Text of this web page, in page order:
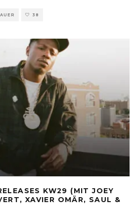
38
KW29 (MIT JOEY
XAVIER OMÄR, SAUL &